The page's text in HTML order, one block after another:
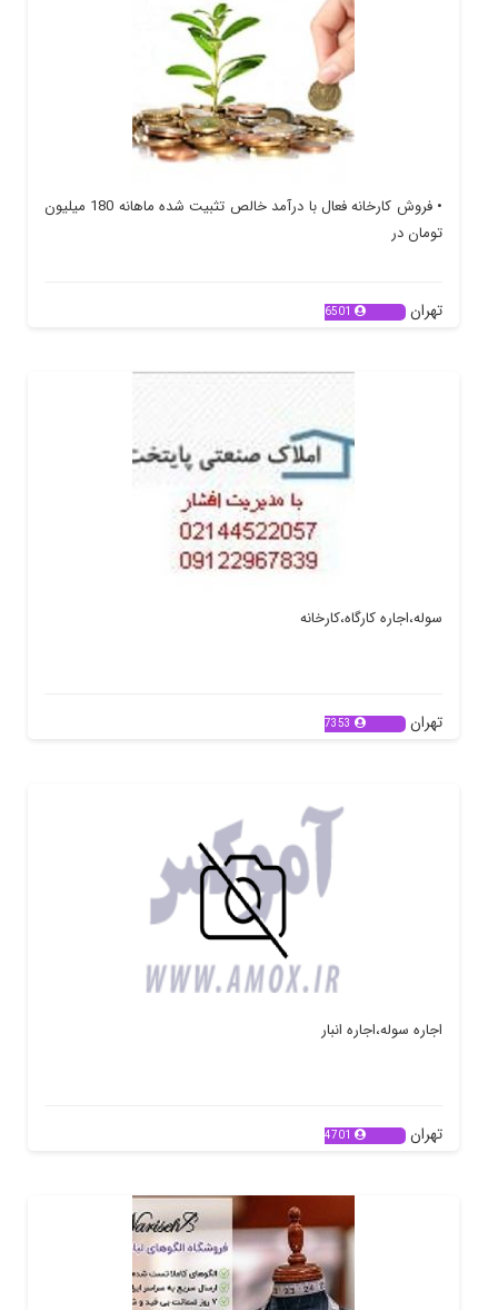
• فروش کارخانه فعال با درآمد خالص تثبیت شده ماهانه 180 میلیون
تومان در
تهران 6501
سوله،اجاره کارگاه،کارخانه
تهران 7353
اجاره سوله،اجاره انبار
تهران 4701